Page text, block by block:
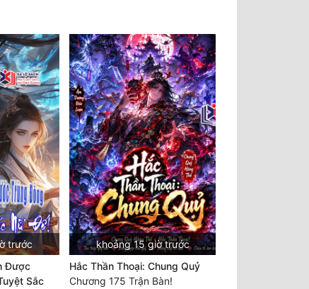
trước
Được
Sắc
khoảng 15 giờ trước
Hắc Thần Thoại: Chung Quỷ
Chương 175 Trận Bàn!